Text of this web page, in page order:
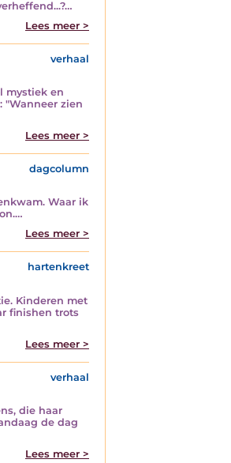
Lees meer >
verhaal
mystiek en
zien
Lees meer >
dagcolumn
Waar ik
Lees meer >
hartenkreet
Kinderen met
finishen trots
Lees meer >
verhaal
die haar
de dag
Lees meer >